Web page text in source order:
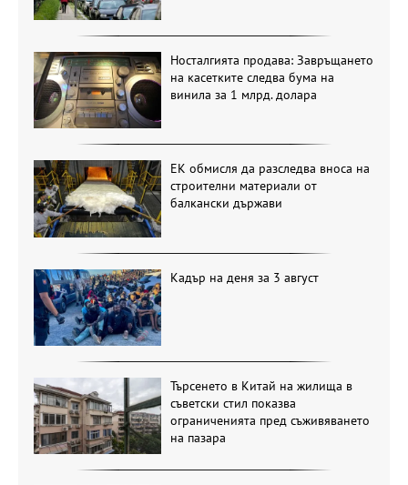
Носталгията продава: Завръщането
на касетките следва бума на
винила за 1 млрд. долара
ЕК обмисля да разследва вноса на
строителни материали от
балкански държави
Кадър на деня за 3 август
Търсенето в Китай на жилища в
съветски стил показва
ограниченията пред съживяването
на пазара